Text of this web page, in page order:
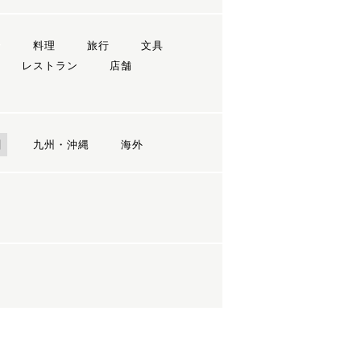
料理 旅行
文具
レストラン
店舗
九州・沖縄 海外